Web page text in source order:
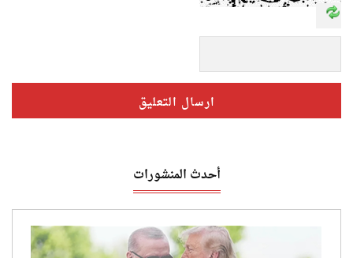
أحدث المنشورات